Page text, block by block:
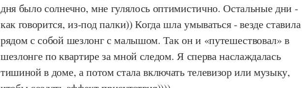
дня было солнечно, мне гулялось оптимистично. Остальные дни -
как говорится, из-под палки)) Когда шла умываться - везде ставила
рядом с собой шезлонг с малышом. Так он и «путешествовал» в
шезлонге по квартире за мной следом. Я сперва наслаждалась
тишиной в доме, а потом стала включать телевизор или музыку,